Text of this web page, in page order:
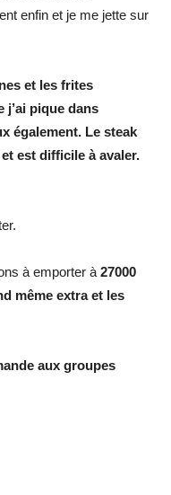
enfin et je me jette sur
et les frites
j’ai pique dans
également. Le steak
est difficile à avaler.
à emporter à 27000
même extra et les
aux groupes